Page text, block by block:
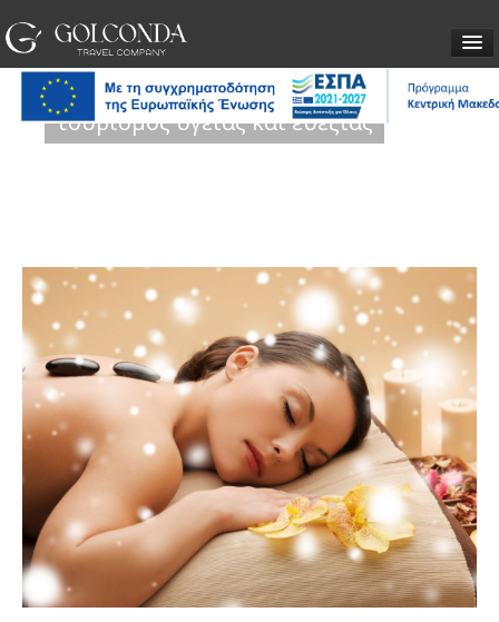
ΕΙΣΙΤΗΡΙΑ
ΥΠΗΡΕΣΙΕΣ
ΕΤΑΙΡΕΙΑ
ΕΠΙΚΟΙΝΩΝΙΑ
τουρισμός υγείας και ευεξίας